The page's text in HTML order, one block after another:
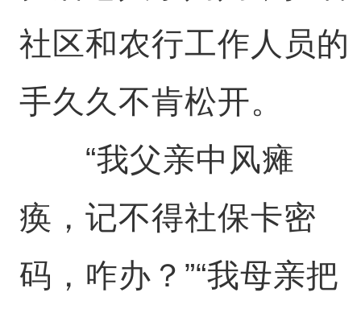
社区和农行工作人员的
手久久不肯松开。
“我父亲中风瘫
痪，记不得社保卡密
码，咋办？”“我母亲把